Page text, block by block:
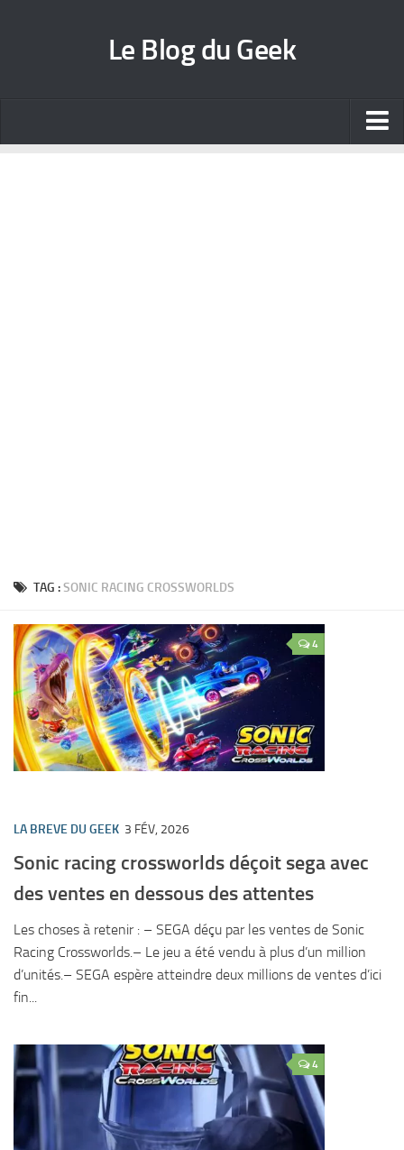
Le Blog du Geek
TAG :SONIC RACING CROSSWORLDS
4
LA BREVE DU GEEK 3 FÉV, 2026
Sonic racing crossworlds déçoit sega avec
des ventes en dessous des attentes
Les choses à retenir : – SEGA déçu par les ventes de Sonic
Racing Crossworlds.– Le jeu a été vendu à plus d’un million
d’unités.– SEGA espère atteindre deux millions de ventes d’ici
fin...
4